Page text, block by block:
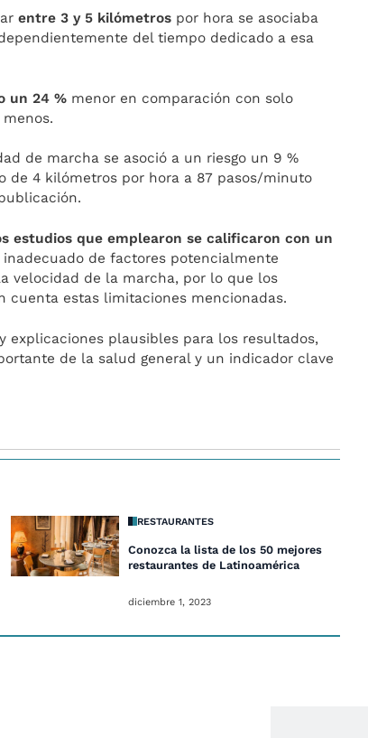
entre 3 y 5 kilómetros por hora se asociaba
del tiempo dedicado a esa
un 24 % menor en comparación con solo
de marcha se asoció a un riesgo un 9 %
de 4 kilómetros por hora a 87 pasos/minuto
estudios que emplearon se calificaron con un
de factores potencialmente
velocidad de la marcha, por lo que los
cuenta estas limitaciones mencionadas.
explicaciones plausibles para los resultados,
de la salud general y un indicador clave
RESTAURANTES
Conozca la lista de los 50 mejores
restaurantes de Latinoamérica
diciembre 1, 2023